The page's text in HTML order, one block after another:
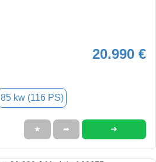
20.990 €
85 kw (116 PS)
★ ➦ ➜